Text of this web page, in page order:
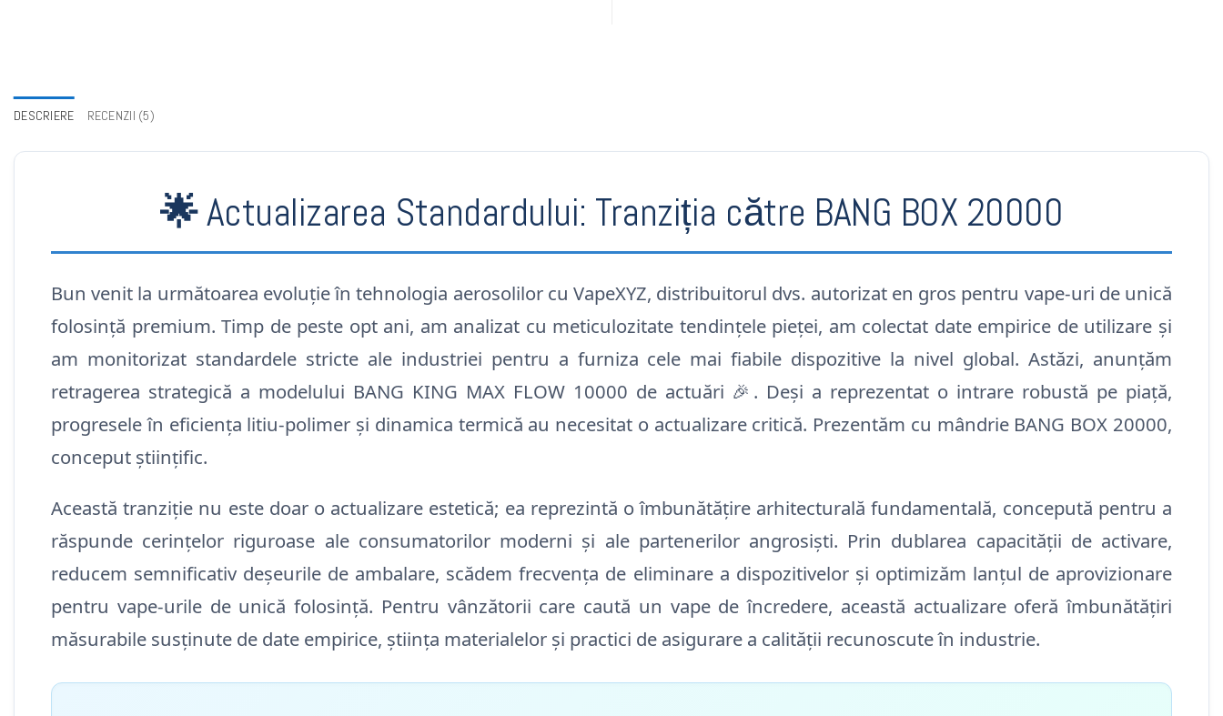
DESCRIERE RECENZII (5)
🌟Actualizarea Standardului: Tranziția către BANG BOX 20000
Bun venit la următoarea evoluție în tehnologia aerosolilor cu VapeXYZ, distribuitorul dvs. autorizat en gros pentru vape-uri de unică
folosință premium. Timp de peste opt ani, am analizat cu meticulozitate tendințele pieței, am colectat date empirice de utilizare și
am monitorizat standardele stricte ale industriei pentru a furniza cele mai fiabile dispozitive la nivel global. Astăzi, anunțăm
retragerea strategică a modelului BANG KING MAX FLOW 10000 de actuări 🎉. Deși a reprezentat o intrare robustă pe piață,
progresele în eficiența litiu-polimer și dinamica termică au necesitat o actualizare critică. Prezentăm cu mândrie BANG BOX 20000,
conceput științific.
Această tranziție nu este doar o actualizare estetică; ea reprezintă o îmbunătățire arhitecturală fundamentală, concepută pentru a
răspunde cerințelor riguroase ale consumatorilor moderni și ale partenerilor angrosiști. Prin dublarea capacității de activare,
reducem semnificativ deșeurile de ambalare, scădem frecvența de eliminare a dispozitivelor și optimizăm lanțul de aprovizionare
pentru vape-urile de unică folosință. Pentru vânzătorii care caută un vape de încredere, această actualizare oferă îmbunătățiri
măsurabile susținute de date empirice, știința materialelor și practici de asigurare a calității recunoscute în industrie.